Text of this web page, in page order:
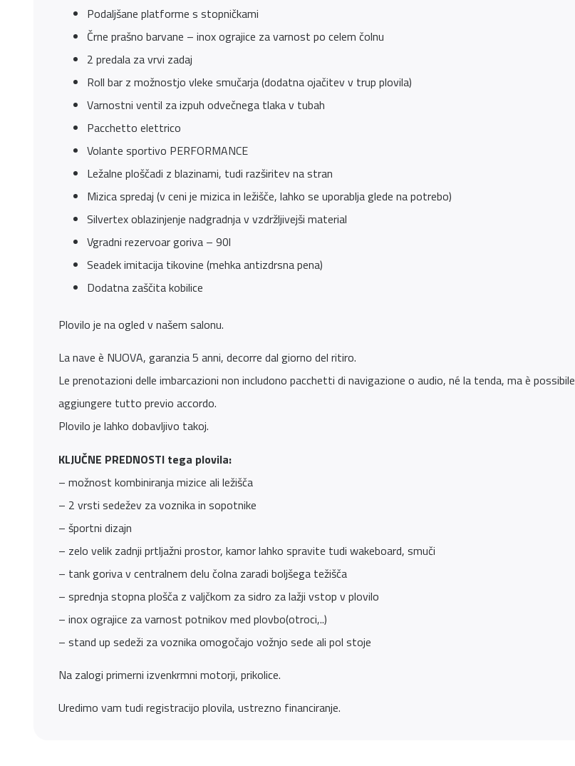
Podaljšane platforme s stopničkami
Črne prašno barvane – inox ograjice za varnost po celem čolnu
2 predala za vrvi zadaj
Roll bar z možnostjo vleke smučarja (dodatna ojačitev v trup plovila)
Varnostni ventil za izpuh odvečnega tlaka v tubah
Pacchetto elettrico
Volante sportivo PERFORMANCE
Ležalne ploščadi z blazinami, tudi razširitev na stran
Mizica spredaj (v ceni je mizica in ležišče, lahko se uporablja glede na potrebo)
Silvertex oblazinjenje nadgradnja v vzdržljivejši material
Vgradni rezervoar goriva – 90l
Seadek imitacija tikovine (mehka antizdrsna pena)
Dodatna zaščita kobilice
Plovilo je na ogled v našem salonu.
La nave è NUOVA, garanzia 5 anni, decorre dal giorno del ritiro.
Le prenotazioni delle imbarcazioni non includono pacchetti di navigazione o audio, né la tenda, ma è possibile
aggiungere tutto previo accordo.
Plovilo je lahko dobavljivo takoj.
KLJUČNE PREDNOSTI tega plovila:
– možnost kombiniranja mizice ali ležišča
– 2 vrsti sedežev za voznika in sopotnike
– športni dizajn
– zelo velik zadnji prtljažni prostor, kamor lahko spravite tudi wakeboard, smuči
– tank goriva v centralnem delu čolna zaradi boljšega težišča
– sprednja stopna plošča z valjčkom za sidro za lažji vstop v plovilo
– inox ograjice za varnost potnikov med plovbo(otroci,..)
– stand up sedeži za voznika omogočajo vožnjo sede ali pol stoje
Na zalogi primerni izvenkrmni motorji, prikolice.
Uredimo vam tudi registracijo plovila, ustrezno financiranje.